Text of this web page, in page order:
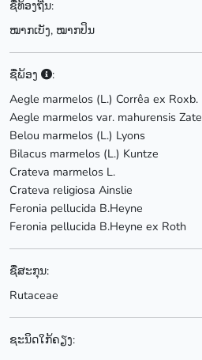
ຊື່ທ້ອງຖີ່ນ:
ໝາກເບັງ, ໝາກປິນ
ຊື່ພ້ອງ
:
Aegle marmelos (L.) Corrêa ex Roxb.
Aegle marmelos var. mahurensis Zate
Belou marmelos (L.) Lyons
Bilacus marmelos (L.) Kuntze
Crateva marmelos L.
Crateva religiosa Ainslie
Feronia pellucida B.Heyne
Feronia pellucida B.Heyne ex Roth
ຊື່ສະກຸນ:
Rutaceae
ຊະນິດໃກ້ຄຽງ: